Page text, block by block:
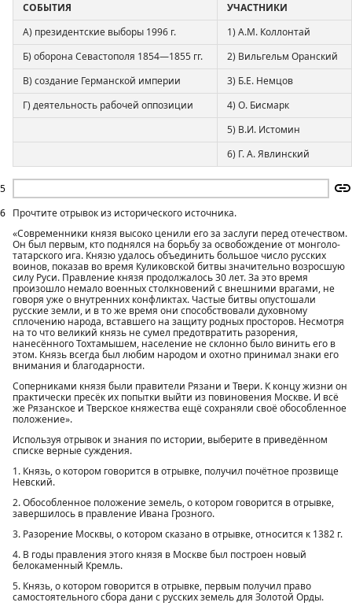
5
СОБЫТИЯ
УЧАСТНИКИ
А) президентские выборы 1996 г.
1) А.М. Коллонтай
Б) оборона Севастополя 1854—1855 гг.
2) Вильгельм Оранский
В) создание Германской империи
3) Б.Е. Немцов
Г) деятельность рабочей оппозиции
4) О. Бисмарк
5) В.И. Истомин
6) Г. А. Явлинский
6
Прочтите отрывок из исторического источника.
«Современники князя высоко ценили его за заслуги перед отечеством.
Он был первым, кто поднялся на борьбу за освобождение от монголо-
татарского ига. Князю удалось объединить большое число русских
воинов, показав во время Куликовской битвы значительно возросшую
силу Руси. Правление князя продолжалось 30 лет. За это время
произошло немало военных столкновений с внешними врагами, не
говоря уже о внутренних конфликтах. Частые битвы опустошали
русские земли, и в то же время они способствовали духовному
сплочению народа, вставшего на защиту родных просторов. Несмотря
на то что великий князь не сумел предотвратить разорения,
нанесённого Тохтамышем, население не склонно было винить его в
этом. Князь всегда был любим народом и охотно принимал знаки его
внимания и благодарности.
Соперниками князя были правители Рязани и Твери. К концу жизни он
практически пресёк их попытки выйти из повиновения Москве. И всё
же Рязанское и Тверское княжества ещё сохраняли своё обособленное
положение».
Используя отрывок и знания по истории, выберите в приведённом
списке верные суждения.
1. Князь, о котором говорится в отрывке, получил почётное прозвище
Невский.
2. Обособленное положение земель, о котором говорится в отрывке,
завершилось в правление Ивана Грозного.
3. Разорение Москвы, о котором сказано в отрывке, относится к 1382 г.
4. В годы правления этого князя в Москве был построен новый
белокаменный Кремль.
5. Князь, о котором говорится в отрывке, первым получил право
самостоятельного сбора дани с русских земель для Золотой Орды.